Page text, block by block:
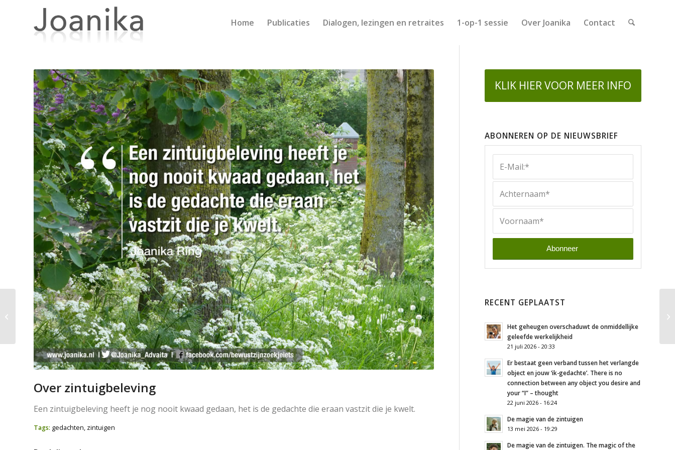
Home Publicaties Dialogen, lezingen en retraites 1-op-1 sessie Over Joanika Contact
Over zintuigbeleving
Een zintuigbeleving heeft je nog nooit kwaad gedaan, het is de gedachte die eraan vastzit die je kwelt.
Tags: gedachten, zintuigen
KLIK HIER VOOR MEER INFO
ABONNEREN OP DE NIEUWSBRIEF
RECENT GEPLAATST
Het geheugen overschaduwt de onmiddellijke
geleefde werkelijkheid
21 juli 2026 - 20:33
Er bestaat geen verband tussen het verlangde
object en jouw ‘ik-gedachte’. There is no
connection between any object you desire and
your “I” – thought
22 juni 2026 - 16:24
De magie van de zintuigen
13 mei 2026 - 19:29
De magie van de zintuigen. The magic of the
Over onoverkomelijke
problemen